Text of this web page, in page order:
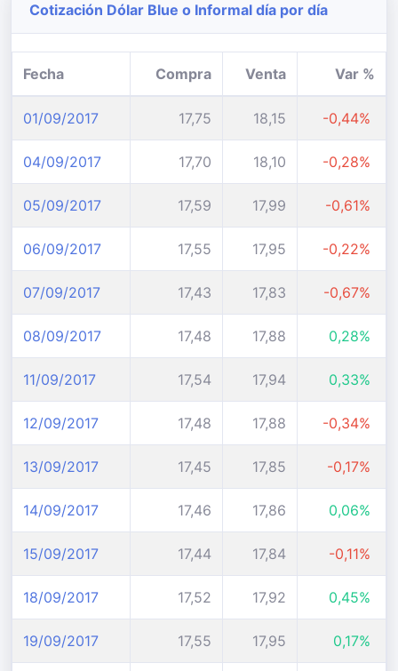
Cotización Dólar Blue o Informal día por día
Fecha Compra Venta Var %
01/09/2017 17,75 18,15 -0,44%
04/09/2017 17,70 18,10 -0,28%
05/09/2017 17,59 17,99 -0,61%
06/09/2017 17,55 17,95 -0,22%
07/09/2017 17,43 17,83 -0,67%
08/09/2017 17,48 17,88 0,28%
11/09/2017 17,54 17,94 0,33%
12/09/2017 17,48 17,88 -0,34%
13/09/2017 17,45 17,85 -0,17%
14/09/2017 17,46 17,86 0,06%
15/09/2017 17,44 17,84 -0,11%
18/09/2017 17,52 17,92 0,45%
19/09/2017 17,55 17,95 0,17%